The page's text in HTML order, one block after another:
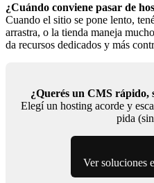
¿Cuándo conviene pasar de
Cuando el sitio se pone lento,
arrastra, o la tienda maneja
da recursos dedicados y más
¿Querés un CMS rápido,
Elegí un hosting acorde y
pida
Ver soluciones